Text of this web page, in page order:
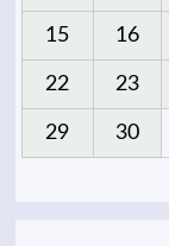
15 16
22 23
29 30